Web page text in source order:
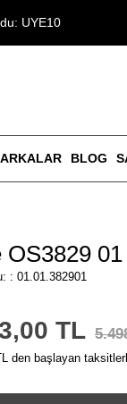
UYE10
BLOG
OS3829
: 01.01.382901
TL
den başlayan